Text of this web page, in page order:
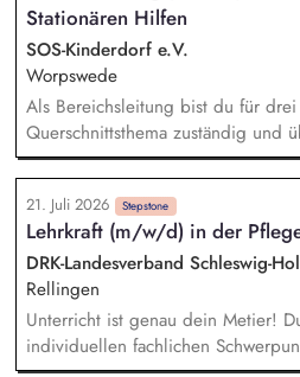
Durchführung von
Bewerbungsmanagement für
(Bewerbungsunterlagen,
Krisenintervention,
drohenden Abbrüchen -
im Umgang mit der eigenen
Stationären Hilfen
SOS-Kinderdorf e.V.
Worpswede
Als Bereichsleitung bist du für
Querschnittsthema zuständig und
pädagogische, personelle sowie
(Budget und Belegung),
familienanaloge Angebote und
Kinder und Jugendlichen in
fall- und ergebnisorientierte
Schlüsselprozesse zuständig und
Entwicklung unter Beachtung des
Herkunftssystems.
21. Juli 2026 Stepstone
Lehrkraft (m/w/d) in der
DRK-Landesverband Schleswig-
Rellingen
Unterricht ist genau dein Metier!
individuellen fachlichen